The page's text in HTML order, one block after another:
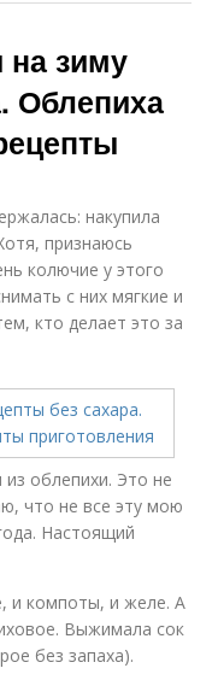
на зиму
Облепиха
накупила
признаюсь
колючие у этого
с них мягкие и
кто делает это за
облепихи. Это не
что не все эту мою
Настоящий
и компоты, и желе. А
Выжимала сок
без запаха).